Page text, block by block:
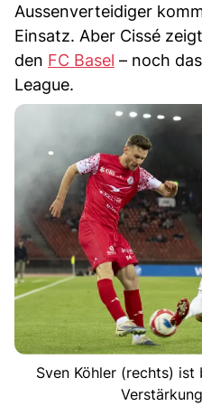
Aussenverteidiger
Einsatz. Aber Cissé
den FC Basel – noch
League.
Sven Köhler (rechts)